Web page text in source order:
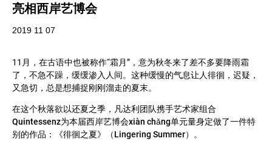
亮相西岸艺博会
2019 11 07
11月，在古语中也被称作“霜月”，意为秋冬来了差不多要降雨霜
了，不急不躁，缓缓渗入人间。这种缓慢的气息让人徘徊，迟疑，
又急切，总是想捕捉刚刚溜走的夏末。
在这个秋落欲以还夏之季，凡达利团队携手艺术家组合
Quintessenz为本届西岸艺博会xiàn chǎng单元量身定做了一件特
别的作品：《徘徊之夏》（Lingering Summer） 。